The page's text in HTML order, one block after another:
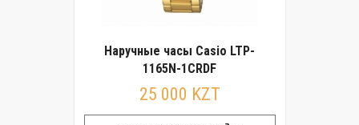
Наручные часы Casio LTP-
1165N-1CRDF
25 000 KZT